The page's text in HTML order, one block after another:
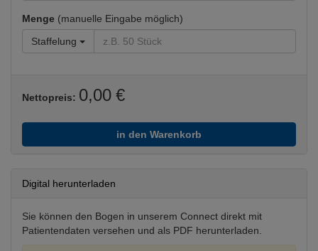
Menge (manuelle Eingabe möglich)
Staffelung
Nettopreis: 0,00 €
in den Warenkorb
Digital herunterladen
Sie können den Bogen in unserem Connect direkt mit
Patientendaten versehen und als PDF herunterladen.